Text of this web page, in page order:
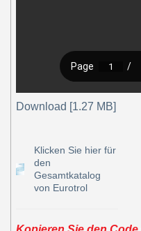
Download [1.27 MB]
Klicken Sie hier für
den
Gesamtkatalog
von Eurotrol